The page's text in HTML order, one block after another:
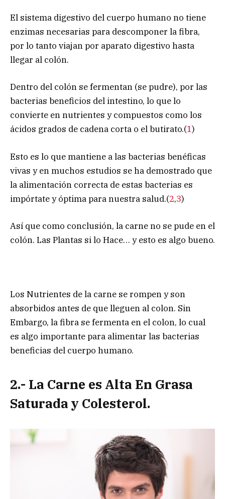
El sistema digestivo del cuerpo humano no tiene
enzimas necesarias para descomponer la fibra,
por lo tanto viajan por aparato digestivo hasta
llegar al colón.
Dentro del colón se fermentan (se pudre), por las
bacterias beneficios del intestino, lo que lo
convierte en nutrientes y compuestos como los
ácidos grados de cadena corta o el butirato.(1)
Esto es lo que mantiene a las bacterias benéficas
vivas y en muchos estudios se ha demostrado que
la alimentación correcta de estas bacterias es
impórtate y óptima para nuestra salud.(2,3)
Así que como conclusión, la carne no se pude en el
colón. Las Plantas si lo Hace… y esto es algo bueno.
Los Nutrientes de la carne se rompen y son
absorbidos antes de que lleguen al colon. Sin
Embargo, la fibra se fermenta en el colon, lo cual
es algo importante para alimentar las bacterias
beneficias del cuerpo humano.
2.- La Carne es Alta En Grasa
Saturada y Colesterol.